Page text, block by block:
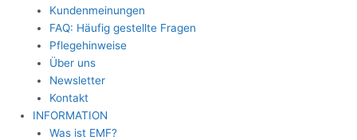
Kundenmeinungen
FAQ: Häufig gestellte Fragen
Pflegehinweise
Über uns
Newsletter
Kontakt
INFORMATION
Was ist EMF?